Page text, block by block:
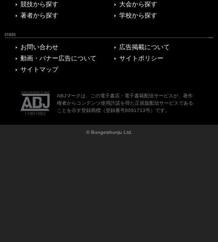
競技から探す
大会から探す
著者から探す
学校から探す
OTHERS
お問い合わせ
広告掲載について
動画・バナー広告について
サイトポリシー
サイトマップ
ABJマークは、この電子書店・電子書籍配信サービスが、著作
権者からコンテンツ使用許諾を得た正規版配信サービスである
ことを示す登録商標（登録番号6091713号）です。
© Bungeishunju Ltd.